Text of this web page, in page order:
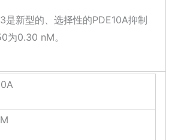
是新型的、选择性的PDE10A抑制
为0.30 nM。